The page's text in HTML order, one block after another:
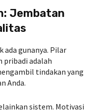
Jembatan
gunanya. Pilar
pribadi adalah
tindakan yang
Anda.
sistem. Motivasi